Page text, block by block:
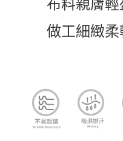
每筆NT$120，滿NT$1,000(
國家/地區配送
布料親膚
做工細緻